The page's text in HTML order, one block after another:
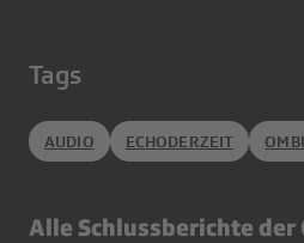
Tags
AUDIO ECHODERZEIT
Alle Schlussberichte der